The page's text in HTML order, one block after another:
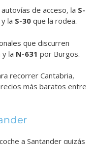
de acceso, la S-
la S-30 que la rodea.
que discurren
y la N-631 por Burgos.
recorrer Cantabria,
más baratos entre
a Santander quizás